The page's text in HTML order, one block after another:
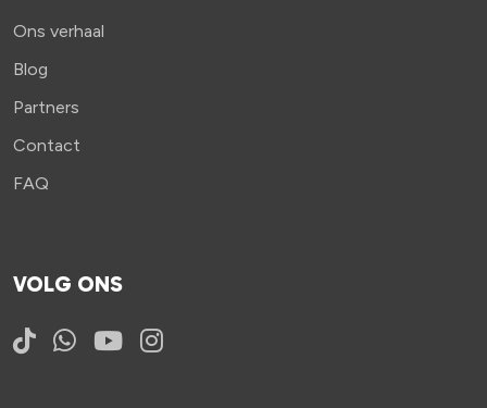
Ons verhaal
Blog
Partners
Contact
FAQ
VOLG ONS